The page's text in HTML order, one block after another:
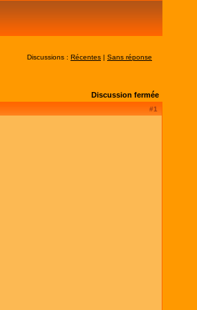
Discussions : Récentes | Sans réponse
Discussion fermée
#1